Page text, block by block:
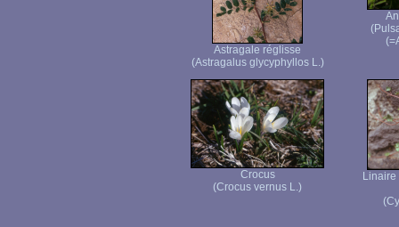
Astragale réglisse
(Astragalus glycyphyllos L.)
Crocus
(Crocus vernus L.)